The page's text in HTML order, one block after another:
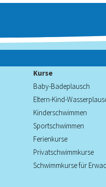
Kurse
Baby-Badeplausch
Eltern-Kind-
Kinderschwimmen
Sportschwimmen
Ferienkurse
Privatschwimmkurse
Schwimmkurse für